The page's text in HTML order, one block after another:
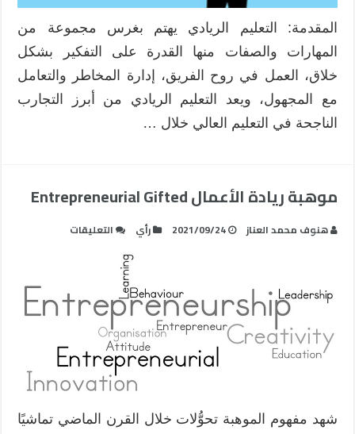
المقدمة: التعليم الريادي يهتم بغرس مجموعة من
المهارات والصفات منها القدرة على التفكير بشكل
خلاق، العمل في روح الفريق، إدارة المخاطر والتعامل
مع المجهول، ويعد التعليم الريادي من أبرز التجارب
الناجحة في التعليم العالي خلال …
موهبة ريادة الأعمال Entrepreneurial Gifted
هنوف محمد العناز 2021/09/24 رأي التعليقات
الأعمال
Gifted
شهد مفهوم الموهبة تحوُّلات خلال القرن الماضي تماشيًا